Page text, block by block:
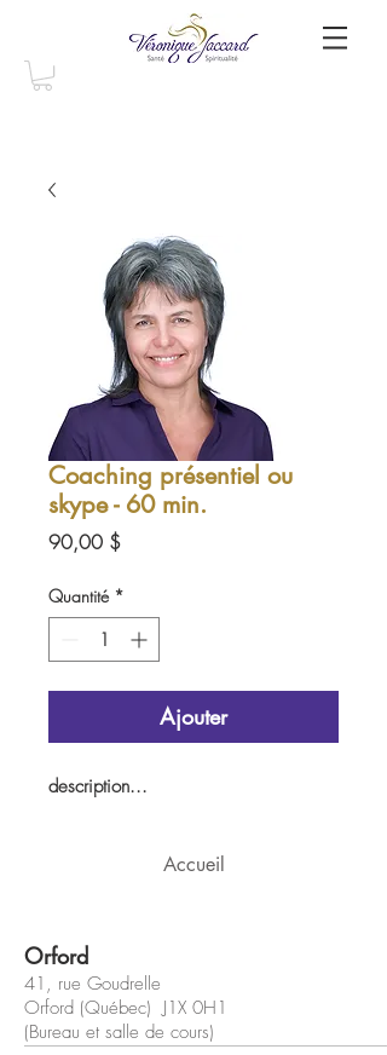
Coaching présentiel ou
skype - 60 min.
90,00 $Prix
Quantité *
Ajouter
description...
Accueil
Orford
41, rue Goudrelle
Orford (Québec) J1X 0H1
(Bureau et salle de cours)